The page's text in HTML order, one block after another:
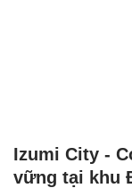
Izumi City -
vững tại khu